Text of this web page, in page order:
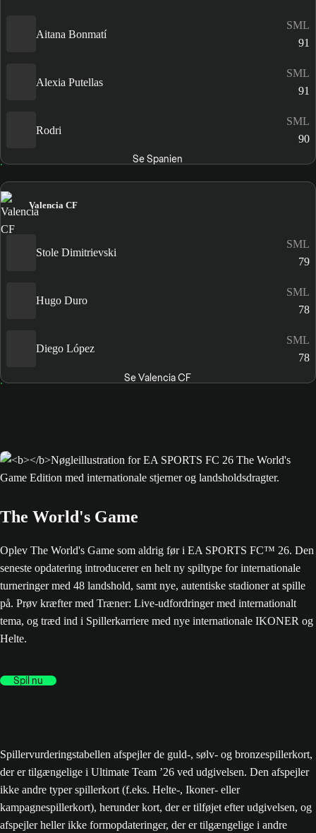
Aitana Bonmatí
SML
91
Alexia Putellas
SML
91
Rodri
SML
90
Se Spanien
Valencia CF
Stole Dimitrievski
SML
79
Hugo Duro
SML
78
Diego López
SML
78
Se Valencia CF
The World's Game
Oplev The World's Game som aldrig før i EA SPORTS FC™ 26. Den
seneste opdatering introducerer en helt ny spiltype for internationale
turneringer med 48 landshold, samt nye, autentiske stadioner at spille
på. Prøv kræfter med Træner: Live-udfordringer med internationalt
tema, og træd ind i Spillerkarriere med nye internationale IKONER og
Helte.
Spil nu
Spillervurderingstabellen afspejler de guld-, sølv- og bronzespillerkort,
der er tilgængelige i Ultimate Team ’26 ved udgivelsen. Den afspejler
ikke andre typer spillerkort (f.eks. Helte-, Ikoner- eller
kampagnespillerkort), herunder kort, der er tilføjet efter udgivelsen, og
afspejler heller ikke formopdateringer, der er tilgængelige i andre